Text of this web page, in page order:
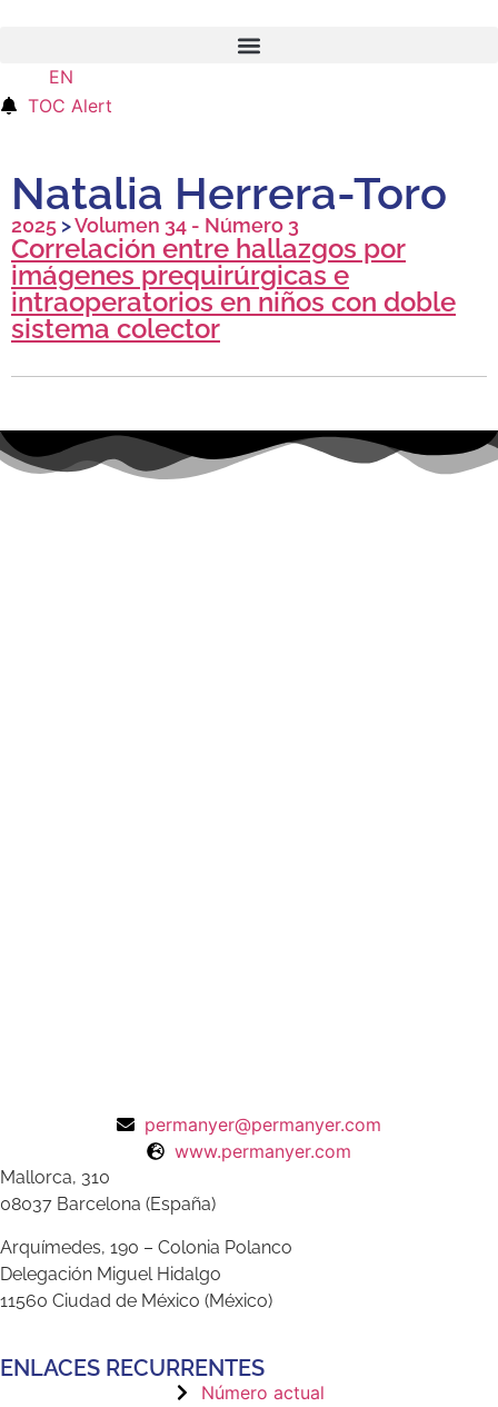
EN
TOC Alert
Natalia Herrera-Toro
2025 >Volumen 34 - Número 3
Correlación entre hallazgos por
imágenes prequirúrgicas e
intraoperatorios en niños con doble
sistema colector
permanyer@permanyer.com
www.permanyer.com
Mallorca, 310
08037 Barcelona (España)
Arquímedes, 190 – Colonia Polanco
Delegación Miguel Hidalgo
11560 Ciudad de México (México)
ENLACES RECURRENTES
Número actual